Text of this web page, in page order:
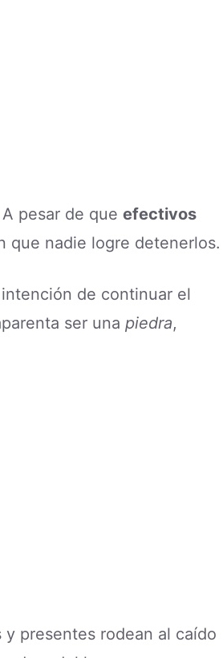
pesar de que efectivos
que nadie logre detenerlos.
de continuar el
ser una piedra,
presentes rodean al caído